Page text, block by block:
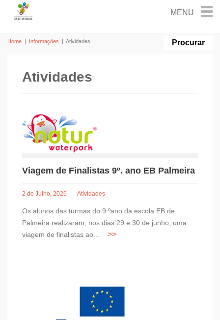
Home | Informações | Atividades
Atividades
Viagem de Finalistas 9º. ano EB Palmeira
2 de Julho, 2026 Atividades
Os alunos das turmas do 9.ºano da escola EB de
Palmeira realizaram, nos dias 29 e 30 de junho, uma
viagem de finalistas ao...